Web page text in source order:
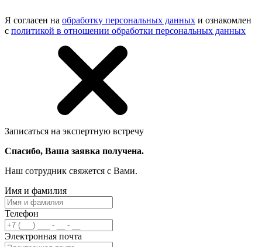
Я согласен на обработку персональных данных и ознакомлен
с политикой в отношении обработки персональных данных
Записаться на экспертную встречу
Спасибо, Ваша заявка получена.
Наш сотрудник свяжется с Вами.
Имя и фамилия
Телефон
Электронная почта